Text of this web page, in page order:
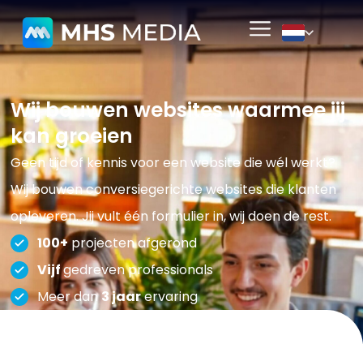
Wij bouwen websites waarmee jij
kan groeien
Geen tijd of kennis voor een website die wél werkt?
Wij bouwen conversiegerichte websites die klanten
opleveren. Jij vult één formulier in, wij doen de rest.
100+projecten afgerond
Vijfgedreven professionals
Meer dan3 jaarervaring